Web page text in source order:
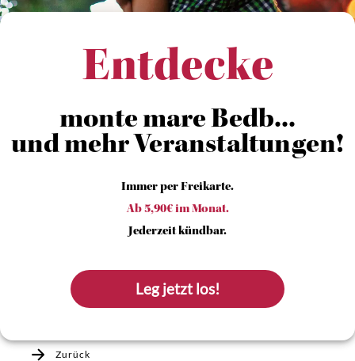
Entdecke
monte mare Bedb...
und mehr Veranstaltungen!
Immer per Freikarte.
Ab 5,90€ im Monat.
Jederzeit kündbar.
Leg jetzt los!
Zurück